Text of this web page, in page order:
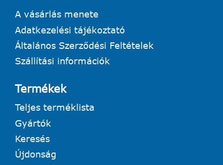
A vásárlás menete
Adatkezelési tájékoztató
Általános Szerződési Feltételek
Szállítási információk
Termékek
Teljes terméklista
Gyártók
Keresés
Újdonság